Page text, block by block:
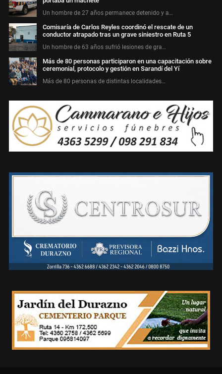
Un hombre de 27 años permanece detenido y a…
Comisaría de Carlos Reyles coordinó el rescate de un
conductor atrapado tras un grave siniestro en Ruta 5
Un hombre de 63 años sufrió lesiones de gra…
Más de 80 personas participaron en una capacitación sobre
ceremonial, protocolo y gestión en Sarandí del Yí
Más de 80 personas de distintas localidades…